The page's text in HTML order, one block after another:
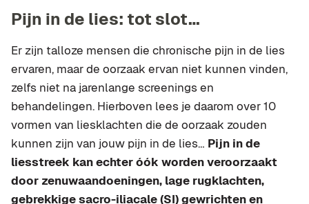
Pijn in de lies: tot slot…
Er zijn talloze mensen die chronische pijn in de lies
ervaren, maar de oorzaak ervan niet kunnen vinden,
zelfs niet na jarenlange screenings en
behandelingen. Hierboven lees je daarom over 10
vormen van liesklachten die de oorzaak zouden
kunnen zijn van jouw pijn in de lies… Pijn in de
liesstreek kan echter óók worden veroorzaakt
door zenuwaandoeningen, lage rugklachten,
gebrekkige sacro-iliacale (SI) gewrichten en